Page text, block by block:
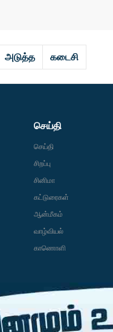
அடுத்த கடைசி
செய்தி
செய்தி
சிறப்பு
சினிமா
கட்டுரைகள்
ஆன்மீகம்
வாழ்வியல்
காணொளி